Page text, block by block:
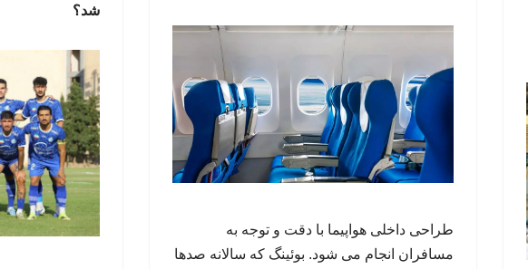
طراحی داخلی هواپیما با دقت و توجه به
مسافران انجام می شود. بوئینگ که سالانه صدها
شد؟